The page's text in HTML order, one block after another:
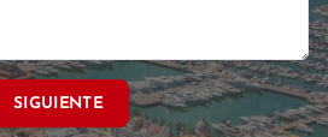
SIGUIENTE